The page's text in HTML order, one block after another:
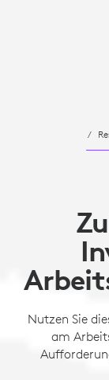
Nutzen Sie
am